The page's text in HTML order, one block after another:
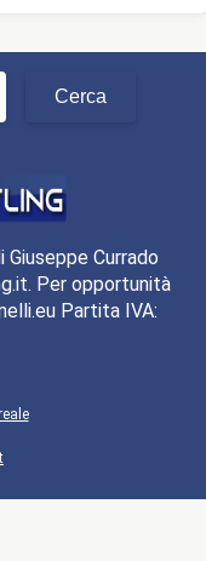
Currado
Per opportunità
Partita IVA: